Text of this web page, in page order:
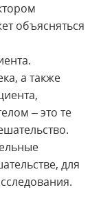
объясняться
а также
– это те
для